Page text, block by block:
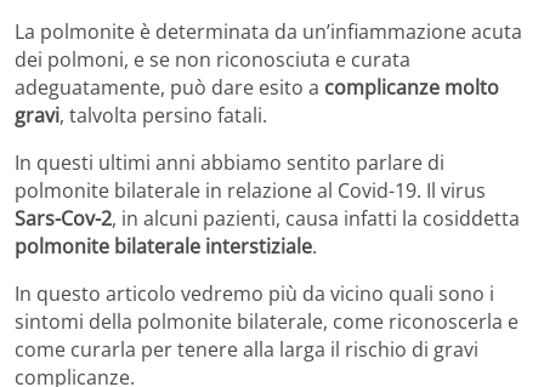
La polmonite è determinata da un’infiammazione acuta
dei polmoni, e se non riconosciuta e curata
adeguatamente, può dare esito a complicanze molto
gravi, talvolta persino fatali.
In questi ultimi anni abbiamo sentito parlare di
polmonite bilaterale in relazione al Covid-19. Il virus
Sars-Cov-2, in alcuni pazienti, causa infatti la cosiddetta
polmonite bilaterale interstiziale.
In questo articolo vedremo più da vicino quali sono i
sintomi della polmonite bilaterale, come riconoscerla e
come curarla per tenere alla larga il rischio di gravi
complicanze.